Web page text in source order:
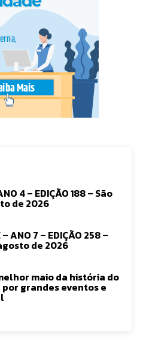
4 – EDIÇÃO 188 – São
de 2026
ANO 7 – EDIÇÃO 258 –
de 2026
maio da história do
grandes eventos e